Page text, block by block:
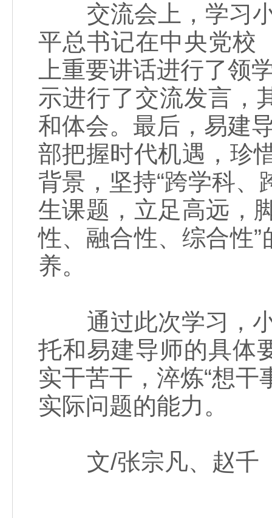
交流会上，学习小
平总书记在中央党校
上重要讲话进行了领
示进行了交流发言，
和体会。最后，易建
部把握时代机遇，珍
背景，坚持“跨学科、
生课题，立足高远，
性、融合性、综合性
养。
通过此次学习，小
托和易建导师的具体
实干苦干，淬炼“想
实际问题的能力。
文/张宗凡、赵千